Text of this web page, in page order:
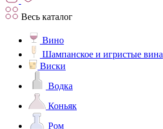
Весь каталог
Вино
Шампанское и игристые вина
Виски
Водка
Коньяк
Ром